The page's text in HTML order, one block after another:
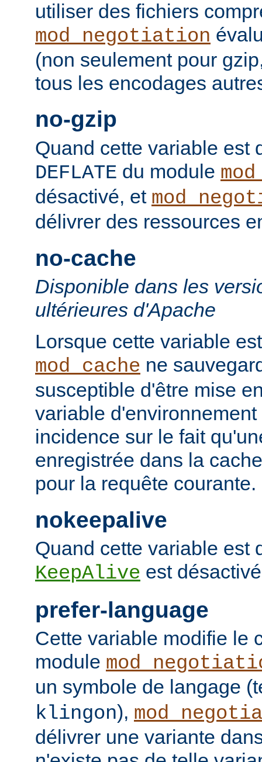
utiliser des fichiers
mod_negotiation
(non seulement pour
tous les encodages
no-gzip
Quand cette variable est
DEFLATE du module
désactivé, et
délivrer des ressources
no-cache
Disponible dans les
ultérieures d'Apache
Lorsque cette variable
mod_cache ne
susceptible d'être mise
variable
incidence sur le fait
enregistrée dans la
pour la requête courante.
nokeepalive
Quand cette variable est
KeepAlive est
prefer-language
Cette variable modifie le
module
un symbole de langage
klingon),
délivrer une variante